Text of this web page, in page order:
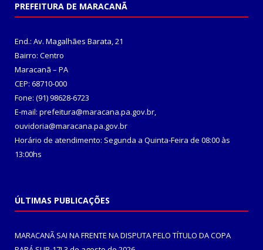
PREFEITURA DE MARACANÃ
End.: Av. Magalhães Barata, 21
Bairro: Centro
Maracanã – PA
CEP: 68710-000
Fone: (91) 98628-6723
E-mail: prefeitura@maracana.pa.gov.br,
ouvidoria@maracana.pa.gov.br
Horário de atendimento: Segunda a Quinta-Feira de 08:00 às
13:00hs
ÚLTIMAS PUBLICAÇÕES
MARACANÃ SAI NA FRENTE NA DISPUTA PELO TÍTULO DA COPA